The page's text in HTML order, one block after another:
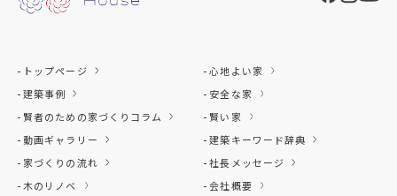
トップページ
建築事例
賢者のための家づくりコラム
動画ギャラリー
家づくりの流れ
木のリノベ
心地よい家
安全な家
賢い家
建築キーワード辞典
社長メッセージ
会社概要